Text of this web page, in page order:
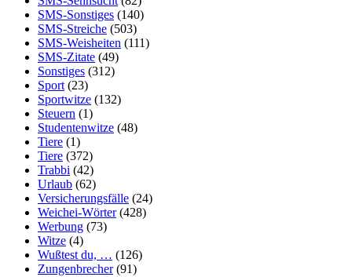
SMS-Sonstiges (140)
SMS-Streiche (503)
SMS-Weisheiten (111)
SMS-Zitate (49)
Sonstiges (312)
Sport(23)
Sportwitze (132)
Steuern (1)
Studentenwitze (48)
Tiere (1)
Tiere (372)
Trabbi (42)
Urlaub (62)
Versicherungsfälle (24)
Weichei-Wörter(428)
Werbung (73)
Witze (4)
Wußtest du, … (126)
Zungenbrecher(91)